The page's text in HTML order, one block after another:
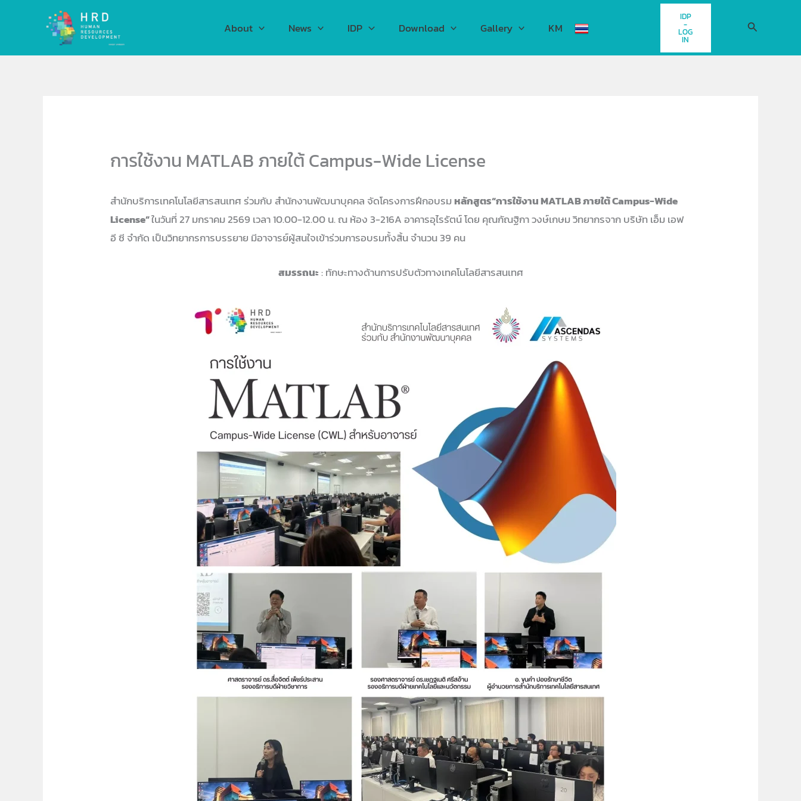
About News IDP Download Gallery KM
IDP
-
LOG
IN
Search
การใช้งาน MATLAB ภายใต้ Campus-Wide License
สำนักบริการเทคโนโลยีสารสนเทศ ร่วมกับ สำนักงานพัฒนาบุคคล จัดโครงการฝึกอบรมหลักสูตร“การใช้งาน MATLAB ภายใต้ Campus-Wide
License”ในวันที่ 27 มกราคม 2569 เวลา 10.00-12.00 น. ณ ห้อง 3-216A อาคารอุไรรัตน์ โดย คุณกัณฐิกา วงษ์เกษม วิทยากรจาก บริษัท เอ็ม เอฟ
อี ซี จำกัด เป็นวิทยากรการบรรยาย มีอาจารย์ผู้สนใจเข้าร่วมการอบรมทั้งสิ้น จำนวน 39 คน
สมรรถนะ: ทักษะทางด้านการปรับตัวทางเทคโนโลยีสารสนเทศ